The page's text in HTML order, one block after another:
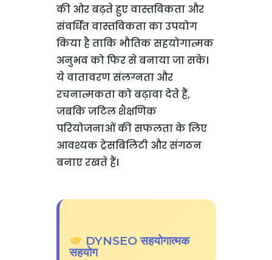
की ओर बढ़ते हुए वास्तविकता और
संवर्धित वास्तविकता का उपयोग
किया है ताकि भौतिक सहयोगात्मक
अनुभव को फिर से बनाया जा सके।
ये वातावरण संलग्नता और
रचनात्मकता को बढ़ावा देते हैं,
जबकि जटिल शैक्षणिक
परियोजनाओं की सफलता के लिए
आवश्यक ट्रेसबिलिटी और संगठन
बनाए रखते हैं।
DYNSEO सहयोगात्मक
सहयोग